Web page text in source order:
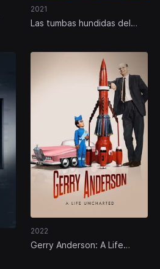
2021
Las tumbas hundidas del
2022
Gerry Anderson: A Life